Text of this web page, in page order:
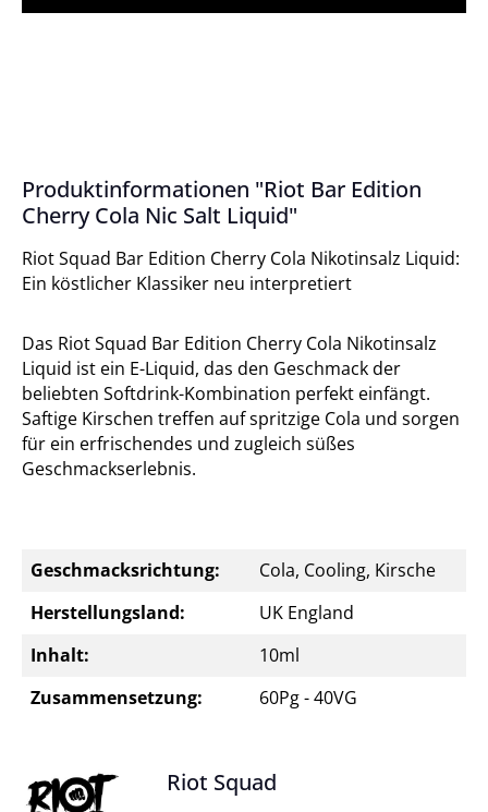
Produktinformationen "Riot Bar Edition
Cherry Cola Nic Salt Liquid"
Riot Squad Bar Edition Cherry Cola Nikotinsalz Liquid:
Ein köstlicher Klassiker neu interpretiert
Das Riot Squad Bar Edition Cherry Cola Nikotinsalz
Liquid ist ein E-Liquid, das den Geschmack der
beliebten Softdrink-Kombination perfekt einfängt.
Saftige Kirschen treffen auf spritzige Cola und sorgen
für ein erfrischendes und zugleich süßes
Geschmackserlebnis.
Geschmacksrichtung:
Cola, Cooling, Kirsche
Herstellungsland:
UK England
Inhalt:
10ml
Zusammensetzung:
60Pg - 40VG
Riot Squad